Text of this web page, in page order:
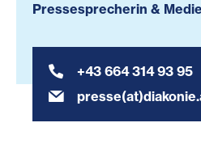
Pressesprecherin &
+43 664 314 93 95